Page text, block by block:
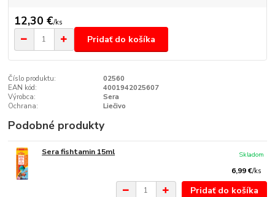
12,30 €/ks
Pridať do košíka
Číslo produktu:
02560
EAN kód:
4001942025607
Výrobca:
Sera
Ochrana:
Liečivo
Podobné produkty
Sera fishtamin 15ml
6,99 €/ks
Skladom
Pridať do košíka